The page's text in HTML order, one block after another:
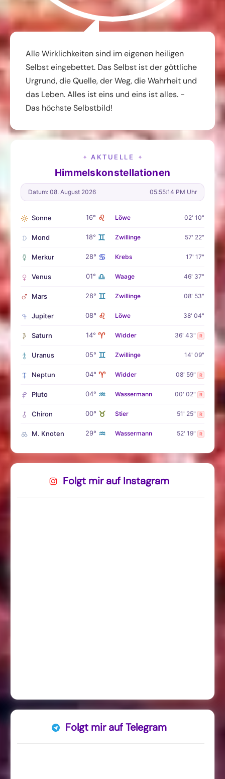
Alle Wirklichkeiten sind im eigenen heiligen
Selbst eingebettet. Das Selbst ist der göttliche
Urgrund, die Quelle, der Weg, die Wahrheit und
das Leben. Alles ist eins und eins ist alles. -
Das höchste Selbstbild!
✦ AKTUELLE ✦
Himmelskonstellationen
Datum: 08. August 2026 05:55:15 PM Uhr
Sonne 16° ♌ Löwe 02' 10"
Mond 18° ♊ Zwillinge 57' 22"
Merkur 28° ♋ Krebs 17' 17"
Venus 01° ♎ Waage 46' 37"
Mars 28° ♊ Zwillinge 08' 53"
Jupiter 08° ♌ Löwe 38' 04"
Saturn 14° ♈ Widder 36' 43" R
Uranus 05° ♊ Zwillinge 14' 09"
Neptun 04° ♈ Widder 08' 59" R
Pluto 04° ♒ Wassermann 00' 02" R
Chiron 00° ♉ Stier 51' 25" R
M. Knoten 29° ♒ Wassermann 52' 19" R
Folgt mir auf Instagram
Folgt mir auf Telegram